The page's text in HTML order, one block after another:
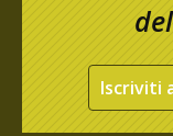
Iscriviti